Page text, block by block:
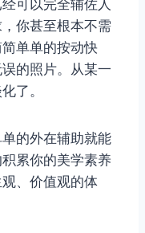
可以完全辅佐人
你甚至根本不需
单单的按动快
的照片。从某一
了。
的外在辅助就能
累你的美学素养
、价值观的体